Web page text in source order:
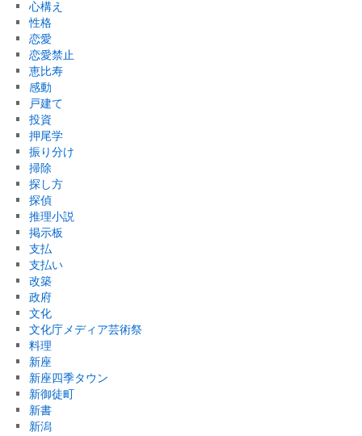
心構え
性格
恋愛
恋愛禁止
恵比寿
感動
戸建て
投資
押尾学
振り分け
掃除
探し方
探偵
推理小説
掲示板
支払
支払い
改築
政府
文化
文化庁メディア芸術祭
料理
新座
新座四季タウン
新御徒町
新書
新潟